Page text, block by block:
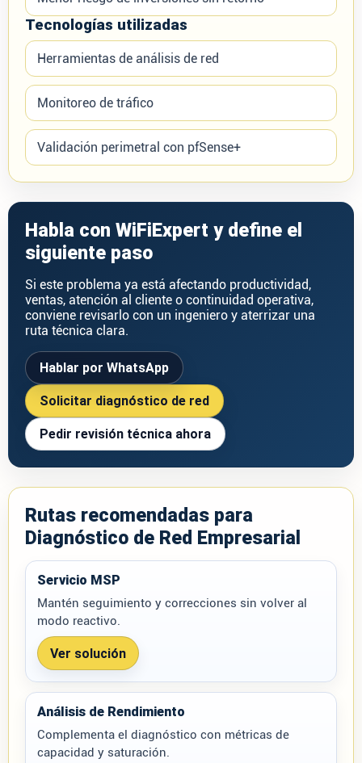
Tecnologías utilizadas
Herramientas de análisis de red
Monitoreo de tráfico
Validación perimetral con pfSense+
Habla con WiFiExpert y define el
siguiente paso
Si este problema ya está afectando productividad,
ventas, atención al cliente o continuidad operativa,
conviene revisarlo con un ingeniero y aterrizar una
ruta técnica clara.
Hablar por WhatsApp
Solicitar diagnóstico de red
Pedir revisión técnica ahora
Rutas recomendadas para
Diagnóstico de Red Empresarial
Servicio MSP
Mantén seguimiento y correcciones sin volver al
modo reactivo.
Ver solución
Análisis de Rendimiento
Complementa el diagnóstico con métricas de
capacidad y saturación.